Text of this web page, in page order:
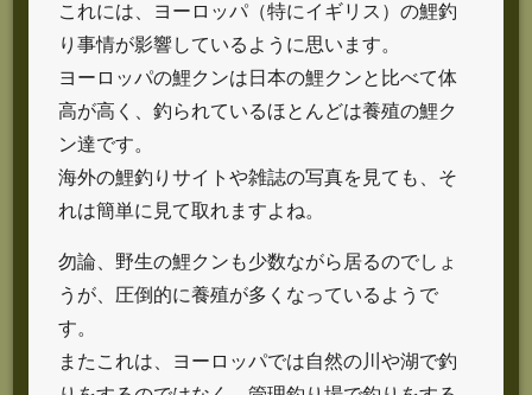
これには、ヨーロッパ（特にイギリス）の鯉釣
り事情が影響しているように思います。
ヨーロッパの鯉クンは日本の鯉クンと比べて体
高が高く、釣られているほとんどは養殖の鯉ク
ン達です。
海外の鯉釣りサイトや雑誌の写真を見ても、そ
れは簡単に見て取れますよね。
勿論、野生の鯉クンも少数ながら居るのでしょ
うが、圧倒的に養殖が多くなっているようで
す。
またこれは、ヨーロッパでは自然の川や湖で釣